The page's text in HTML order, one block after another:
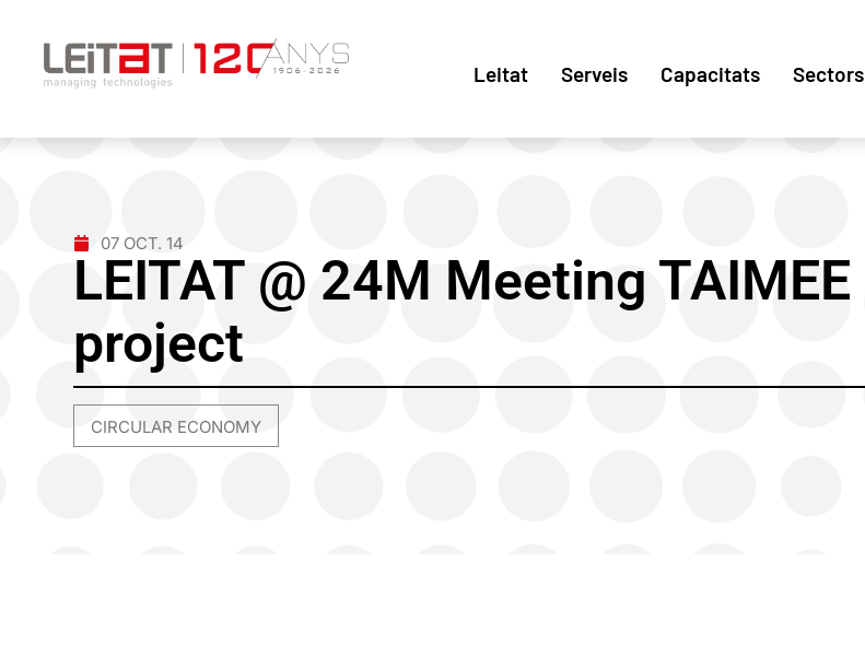
Leitat Serveis Capacitats Sectors
07 OCT. 14
LEITAT @ 24M Meeting TAIMEE
project
CIRCULAR ECONOMY